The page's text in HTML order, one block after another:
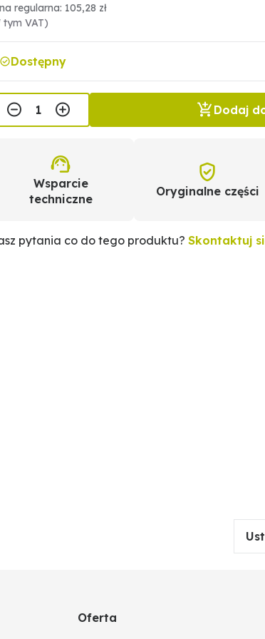
regularna: 105,28 zł
tym VAT)
Dostępny
Dodaj
Wsparcie
techniczne
Oryginalne części
pytania co do tego produktu? Skontaktuj
Oferta